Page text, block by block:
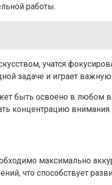
работы.
учатся
задаче и играет
быть освоено в любом
концентрацию внимания.
максимально
что способствует